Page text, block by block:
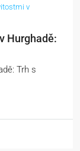
v
Hurghadě:
Trh s